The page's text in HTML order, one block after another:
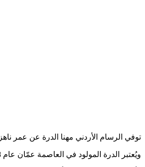
توفي الرسام الأردني مهنا الدرة عن عمر ناهز 83 عاما، بعد معاناة طويلة من مرض السرطان، على ما أفاد شقيقه يسار مهنا.
ويُعتبر الدرة المولود في العاصمة عمّان عام 1938، رائد الفن التشكيلي الأردني الحديث كونه أول من قدم الفن التكعيبي والفن التجريدي في الفنون البصرية في الأردن.